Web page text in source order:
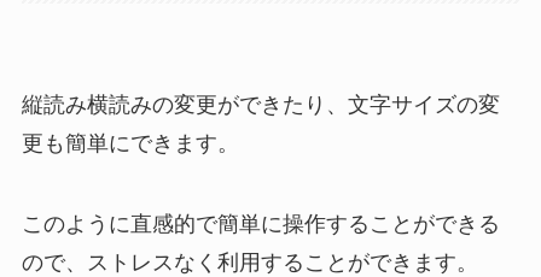
縦読み横読みの変更ができたり、文字サイズの変
更も簡単にできます。
このように直感的で簡単に操作することができる
ので、ストレスなく利用することができます。